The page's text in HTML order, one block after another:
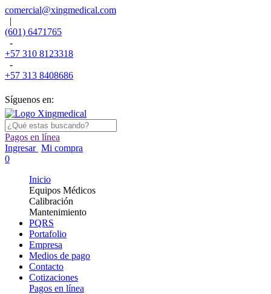
comercial@xingmedical.com
|
(601) 6471765
-
+57 310 8123318
-
+57 313 8408686
Síguenos en:
Pagos en línea
Ingresar Mi compra
0
Inicio
Equipos Médicos
Calibración
Mantenimiento
PQRS
Portafolio
Empresa
Medios de pago
Contacto
Cotizaciones
Pagos en línea